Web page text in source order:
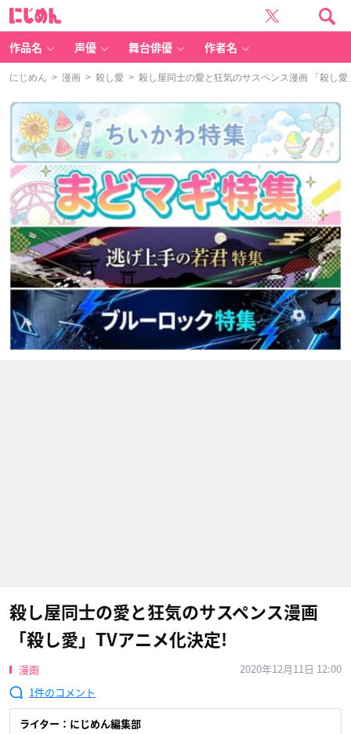
作品名 声優 舞台俳優 作者名
にじめん > 漫画 > 殺し愛 > 殺し屋同士の愛と狂気のサスペンス漫画 「殺し愛
殺し屋同士の愛と狂気のサスペンス漫画
「殺し愛」TVアニメ化決定!
漫画
2020年12月11日 12:00
1
ライター：にじめん編集部